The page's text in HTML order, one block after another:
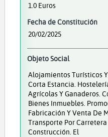
1.0 Euros
Fecha de Constitución
20/02/2025
Objeto Social
Alojamientos Turísticos
Corta Estancia.
Agrícolas Y Ganaderos.
Bienes Inmuebles.
Fabricación Y Venta De
Transporte Por
Construcción. El